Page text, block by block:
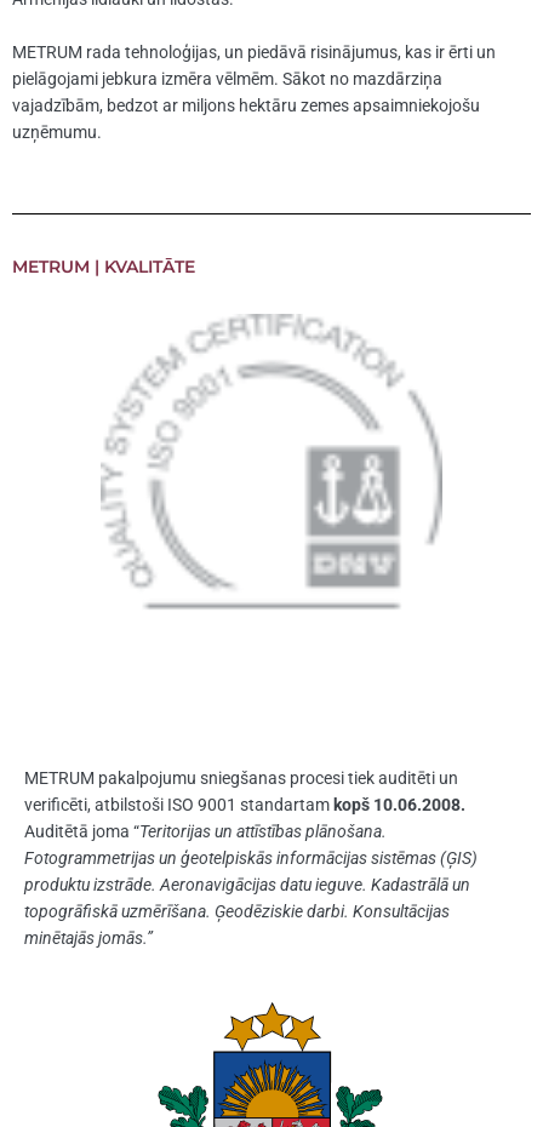
METRUM rada tehnoloģijas, un piedāvā risinājumus, kas ir ērti un
pielāgojami jebkura izmēra vēlmēm. Sākot no mazdārziņa
vajadzībām, bedzot ar miljons hektāru zemes apsaimniekojošu
uzņēmumu.
METRUM | KVALITĀTE
METRUM pakalpojumu sniegšanas procesi tiek auditēti un
verificēti, atbilstoši ISO 9001 standartam kopš 10.06.2008.
Auditētā joma “Teritorijas un attīstības plānošana.
Fotogrammetrijas un ģeotelpiskās informācijas sistēmas (ĢIS)
produktu izstrāde. Aeronavigācijas datu ieguve. Kadastrālā un
topogrāfiskā uzmērīšana. Ģeodēziskie darbi. Konsultācijas
minētajās jomās.”